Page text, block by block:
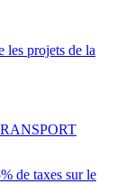
les projets de la
de taxes sur le